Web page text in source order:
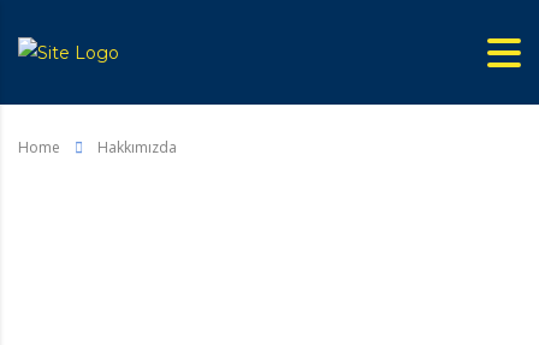
Home Hakkımızda